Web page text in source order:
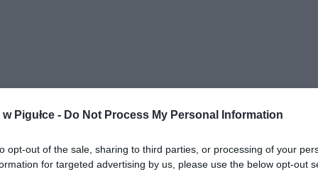
Pigułce - Do Not Process My Personal Information
opt-out of the sale, sharing to third parties, or processing of your
for targeted advertising by us, please use the below opt-out